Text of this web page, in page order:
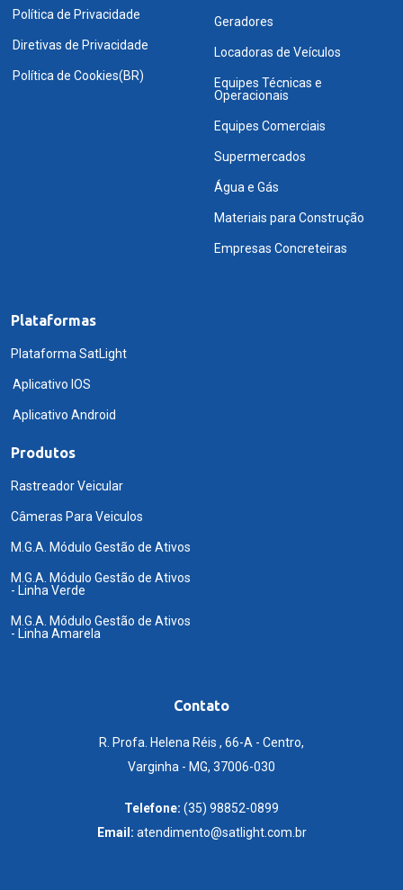
Política de Privacidade
Diretivas de Privacidade
Política de Cookies(BR)
Geradores
Locadoras de Veículos
Equipes Técnicas e
Operacionais
Equipes Comerciais
Supermercados
Água e Gás
Materiais para Construção
Empresas Concreteiras
Plataformas
Plataforma SatLight
Aplicativo IOS
Aplicativo Android
Produtos
Rastreador Veicular
Câmeras Para Veiculos
M.G.A. Módulo Gestão de Ativos
M.G.A. Módulo Gestão de Ativos
- Linha Verde
M.G.A. Módulo Gestão de Ativos
- Linha Amarela
Contato
R. Profa. Helena Réis , 66-A - Centro,
Varginha - MG, 37006-030
Telefone: (35) 98852-0899
Email: atendimento@satlight.com.br